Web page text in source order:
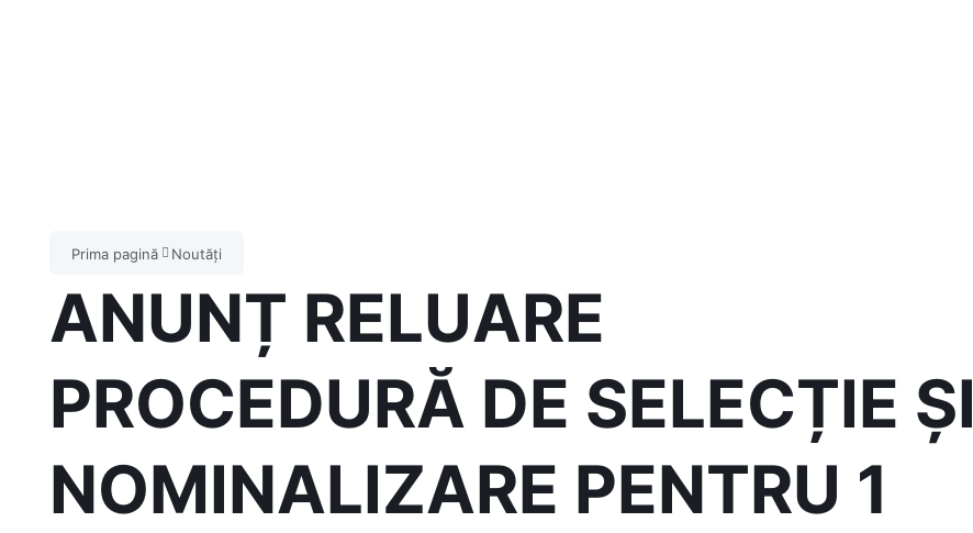
Prima pagină Noutăți
ANUNȚ RELUARE
PROCEDURĂ DE SELECȚIE ȘI
NOMINALIZARE PENTRU 1